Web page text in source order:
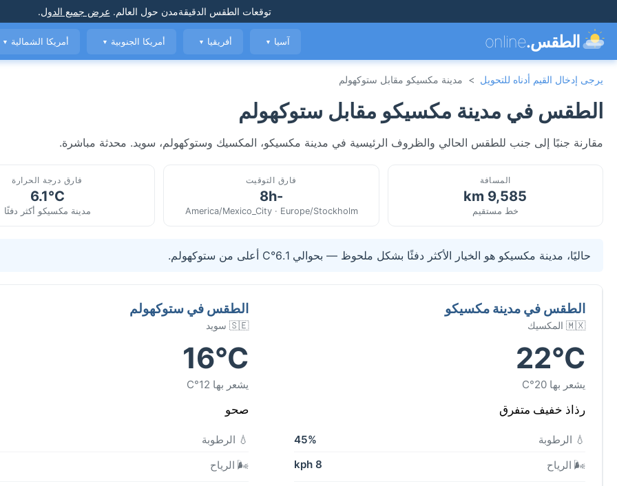
توقعات الطقس الدقيقةمدن حول العالم. عرض جميع الدول.
الطقس.online آسيا ▼ أفريقيا ▼ أمريكا الجنوبية ▼ أمريكا الشمالية ▼
يرجى إدخال القيم أدناه للتحويل > مدينة مكسيكو مقابل ستوكهولم
الطقس في مدينة مكسيكو مقابل ستوكهولم
مقارنة جنبًا إلى جنب للطقس الحالي والظروف الرئيسية في مدينة مكسيكو، المكسيك وستوكهولم، سويد. محدثة مباشرة.
المسافة
9,585 km
خط مستقيم
فارق التوقيت
-8h
America/Mexico_City · Europe/Stockholm
فارق درجة الحرارة
6.1°C
مدينة مكسيكو أكثر دفئًا
حاليًا، مدينة مكسيكو هو الخيار الأكثر دفئًا بشكل ملحوظ — بحوالي 6.1°C أعلى من ستوكهولم.
الطقس في مدينة مكسيكو
🇲🇽 المكسيك
22°C
يشعر بها 20°C
رذاذ خفيف متفرق
💧 الرطوبة
45%
🌬️ الرياح
8 kph
الطقس في ستوكهولم
🇸🇪 سويد
16°C
يشعر بها 12°C
صحو
💧 الرطوبة
🌬️ الرياح